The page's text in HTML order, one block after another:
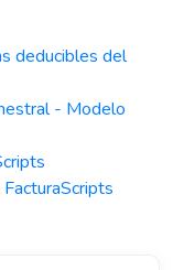
deducibles del
- Modelo